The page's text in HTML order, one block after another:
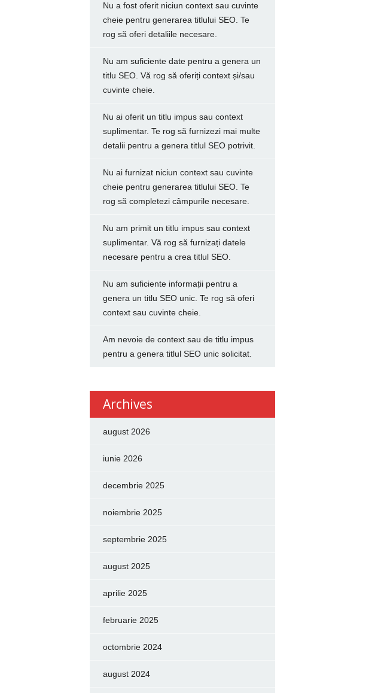
Nu a fost oferit niciun context sau cuvinte
cheie pentru generarea titlului SEO. Te
rog să oferi detaliile necesare.
Nu am suficiente date pentru a genera un
titlu SEO. Vă rog să oferiți context și/sau
cuvinte cheie.
Nu ai oferit un titlu impus sau context
suplimentar. Te rog să furnizezi mai multe
detalii pentru a genera titlul SEO potrivit.
Nu ai furnizat niciun context sau cuvinte
cheie pentru generarea titlului SEO. Te
rog să completezi câmpurile necesare.
Nu am primit un titlu impus sau context
suplimentar. Vă rog să furnizați datele
necesare pentru a crea titlul SEO.
Nu am suficiente informații pentru a
genera un titlu SEO unic. Te rog să oferi
context sau cuvinte cheie.
Am nevoie de context sau de titlu impus
pentru a genera titlul SEO unic solicitat.
Archives
august 2026
iunie 2026
decembrie 2025
noiembrie 2025
septembrie 2025
august 2025
aprilie 2025
februarie 2025
octombrie 2024
august 2024